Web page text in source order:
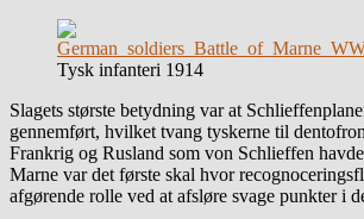
Tysk infanteri 1914
Slagets største betydning var at
gennemført, hvilket tvang tyskerne til
Frankrig og Rusland som von Schlieffen
Marne var det første skal hvor
afgørende rolle ved at afsløre svage punkter i